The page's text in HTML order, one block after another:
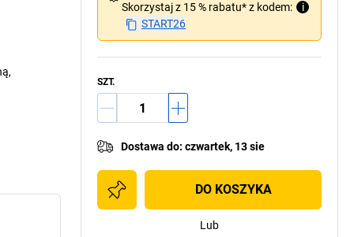
Skorzystaj z 15 % rabatu* z kodem:
i
START26
SZT.
Dostawa do: czwartek, 13 sie
DO KOSZYKA
Lub